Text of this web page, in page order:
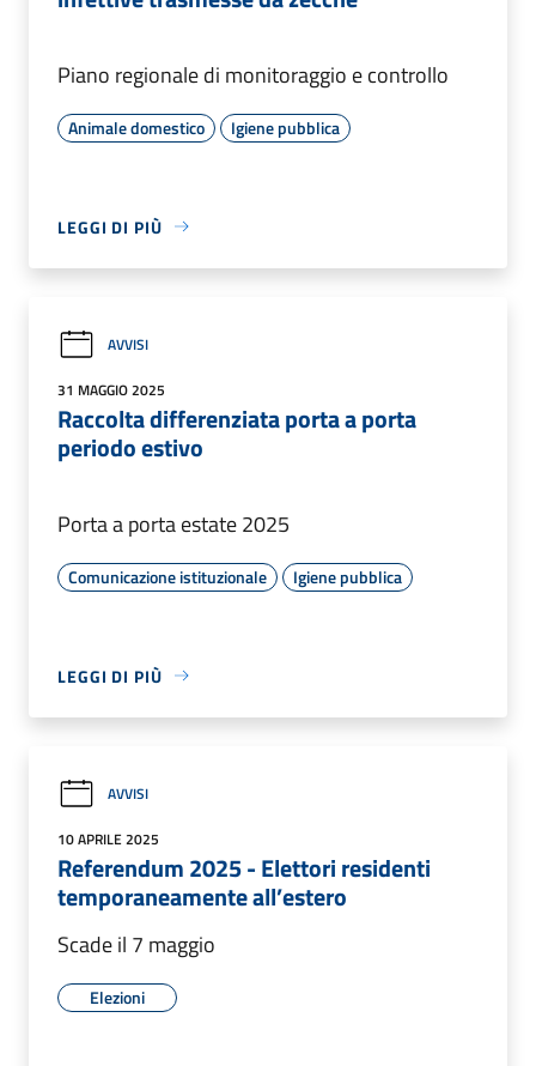
Piano regionale di monitoraggio e controllo
Animale domestico Igiene pubblica
LEGGI DI PIÙ
AVVISI
31 MAGGIO 2025
Raccolta differenziata porta a porta
periodo estivo
Porta a porta estate 2025
Comunicazione istituzionale Igiene pubblica
LEGGI DI PIÙ
AVVISI
10 APRILE 2025
Referendum 2025 - Elettori residenti
temporaneamente all’estero
Scade il 7 maggio
Elezioni